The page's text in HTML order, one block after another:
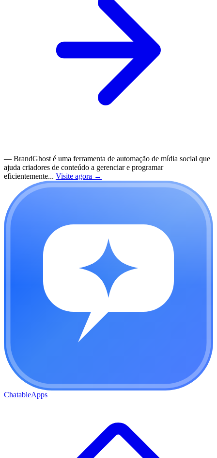
— BrandGhost é uma ferramenta de automação de mídia social que
ajuda criadores de conteúdo a gerenciar e programar
eficientemente... Visite agora →
ChatableApps